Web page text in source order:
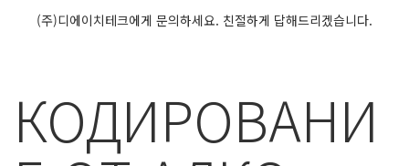
(주)디에이치테크에게 문의하세요. 친절하게 답해드리겠습니다.
КОДИРОВАНИ